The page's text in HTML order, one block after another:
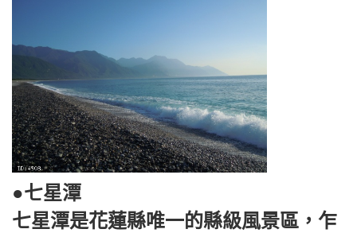
●七星潭
七星潭是花蓮縣唯一的縣級風景區，乍